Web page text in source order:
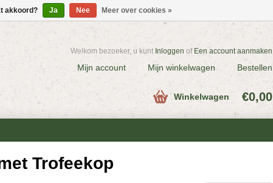
Welkom bezoeker, u kunt Inloggen of Een account aanmaken
Mijn account Mijn winkelwagen Bestellen
Winkelwagen €0,00
Trofeekop
akkoord? Ja Nee Meer over cookies »